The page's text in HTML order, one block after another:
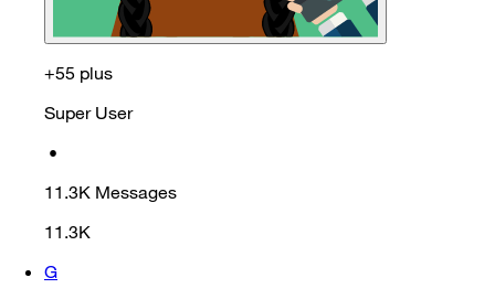
+55 plus
Super User
•
11.3K Messages
11.3K
G